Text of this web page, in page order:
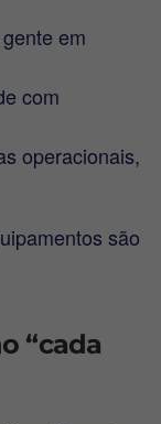
em
com
operacionais,
são
“cada